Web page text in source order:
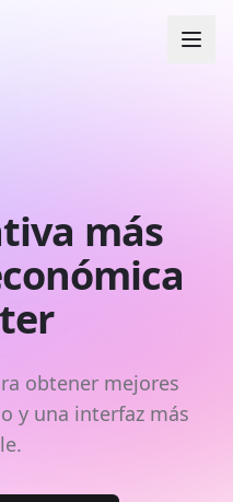
más
obtener mejores
y una interfaz más